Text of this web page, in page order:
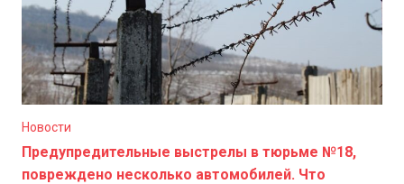
Новости
Предупредительные выстрелы в тюрьме №18,
повреждено несколько автомобилей. Что